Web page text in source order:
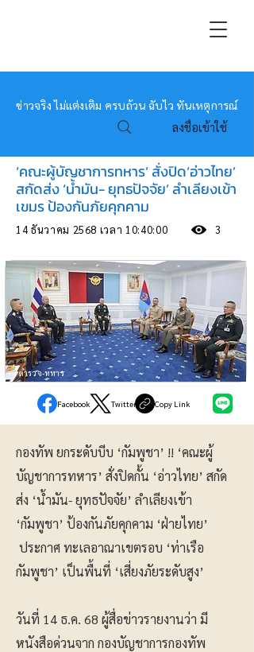
หมอข่าว
ข่าวจริง ไม่แต่งเติม ครบถ้วน ฉับไว ทันเหตุการณ์
ลงชื่อเข้าใช้
‘คณะผู้บัญชาการทหาร’ สั่งปิด‘อ่าวไทย’
สกัดส่ง ‘น้ำมัน- ยุทธปัจจัย’ ลำเลียงเข้า
เขมร ป้องกันภัยคุกคาม
14 ธันวาคม 2568 เวลา 10:40:00 3
ตำรวจ-ทหาร
Facebook Twitter Copy Link
กองทัพ ยกระดับบีบ ‘กัมพูชา’ !! ‘คณะผู้
บัญชาการทหาร’ สั่งปิดกั้น ‘อ่าวไทย’ สกัด
ส่ง ‘น้ำมัน- ยุทธปัจจัย’ ลำเลียงเข้า
‘กัมพูชา’ ป้องกันภัยคุกคาม ‘ฝ่ายไทย’
ประกาศ ทะเลอาณาเขตรอบ ‘ท่าเรือ
กัมพูชา’ เป็นพื้นที่ ‘เสี่ยงภัยระดับสูง’
วันที่ 14 ธ.ค. 68 ผู้สื่อข่าวรายงานว่า มี
หนังสือด่วนจาก กองบัญชาการกองทัพ